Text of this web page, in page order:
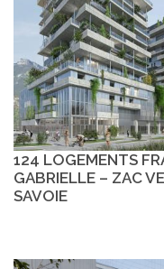
124 LOGEMENTS
GABRIELLE – ZAC
SAVOIE